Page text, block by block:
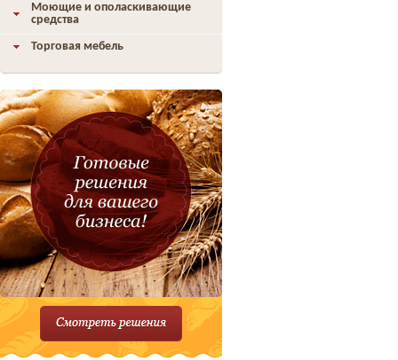
Моющие и ополаскивающие
средства
Торговая мебель